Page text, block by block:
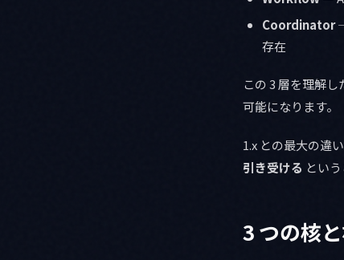
Coordinator
存在
この 3 層を理解
可能になります。
1.x との最大の違い
引き受ける という
3 つの核